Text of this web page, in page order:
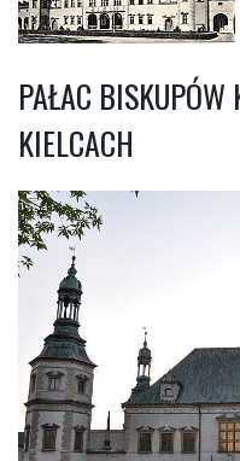
PAŁAC
KIELCACH